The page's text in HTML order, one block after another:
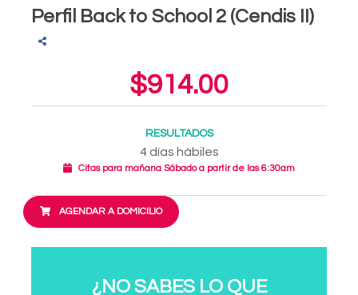
Perfil Back to School 2 (Cendis II)
$914.00
RESULTADOS
4 días hábiles
Citas para mañana Sábado a partir de las 6:30am
AGENDAR A DOMICILIO
¿NO SABES LO QUE